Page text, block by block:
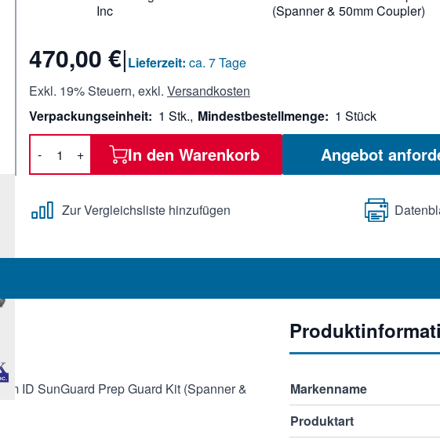
Inc
(Spanner & 50mm Coupler)
470,00 €|Lieferzeit: ca. 7 Tage
Exkl. 19% Steuern, exkl. Versandkosten
Verpackungseinheit: 1 Stk., Mindestbestellmenge: 1 Stück
-
Menge + In den Warenkorb Angebot
Zur Vergleichsliste hinzufügen
ID SunGuard Prep Guard Kit (Spanner &
Markenname
Produktart